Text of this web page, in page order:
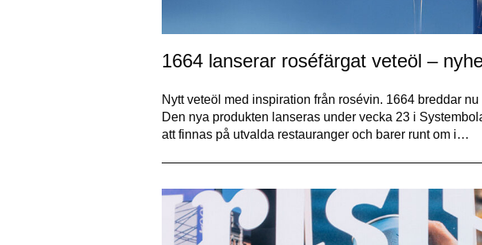
1664 lanserar roséfärgat veteöl –
Nytt veteöl med inspiration från rosévin. 1664 breddar
Den nya produkten lanseras under vecka 23 i
att finnas på utvalda restauranger och barer runt om i…